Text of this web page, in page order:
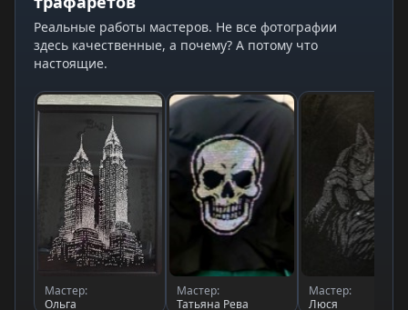
Реальные работы мастеров. Не все фотографии
здесь качественные, а почему? А потому что
настоящие.
Мастер:
Ольга
Мастер:
Татьяна Рева
Мастер:
Люся